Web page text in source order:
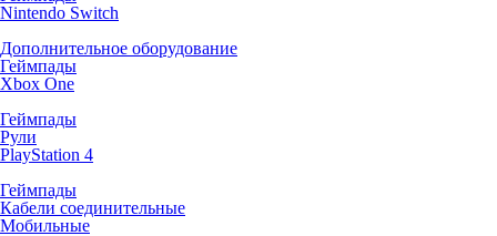
Nintendo Switch
Дополнительное оборудование
Геймпады
Xbox One
Геймпады
Рули
PlayStation 4
Геймпады
Кабели соединительные
Мобильные